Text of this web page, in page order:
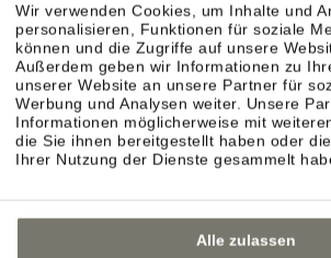
Wir verwenden Cookies, um Inhalte und
personalisieren, Funktionen für soziale
können und die Zugriffe auf unsere
Außerdem geben wir Informationen zu
unserer Website an unsere Partner für
Werbung und Analysen weiter. Unsere
Informationen möglicherweise mit
die Sie ihnen bereitgestellt haben oder
Ihrer Nutzung der Dienste gesammelt
Alle zulassen
WEINGUT STROBLHOF:
VERSTEHEN UND GENIESSEN
Eigenes Weingut in Eppan: Reben,